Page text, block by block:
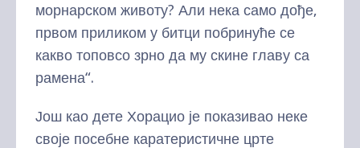
морнарском животу? Али нека само дође,
првом приликом у битци побринуће се
какво топовсо зрно да му скине главу са
рамена“.
Још као дете Хорацио је показивао неке
своје посебне каратеристичне црте